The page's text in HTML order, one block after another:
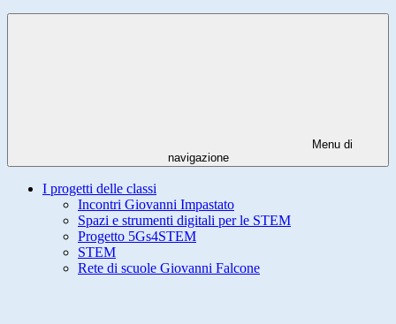
Menu di
navigazione
I progetti delle classi
Incontri Giovanni Impastato
Spazi e strumenti digitali per le STEM
Progetto 5Gs4STEM
STEM
Rete di scuole Giovanni Falcone